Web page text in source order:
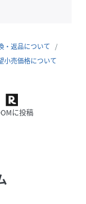
・返品について
小売価格について
に投稿